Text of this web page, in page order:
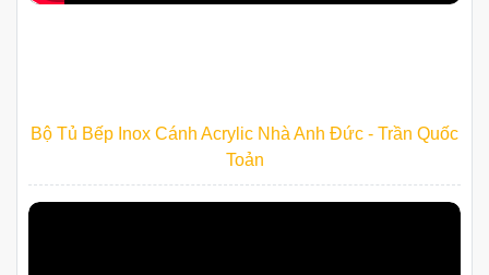
Bộ Tủ Bếp Inox Cánh Acrylic Nhà Anh Đức - Trần Quốc
Toản